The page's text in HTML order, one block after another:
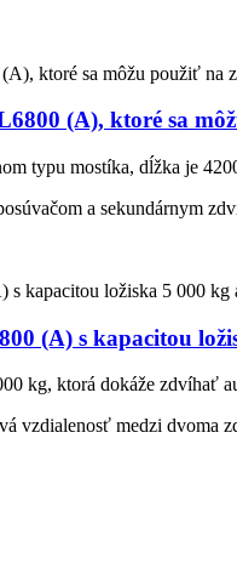
(A), ktoré sa
typu mostíka, dĺžka je
a sekundárnym
(A) s kapacitou
kg, ktorá dokáže zdvíhať
vzdialenosť medzi dvoma